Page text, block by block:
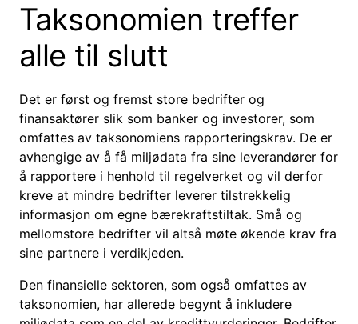
Taksonomien treffer
alle til slutt
Det er først og fremst store bedrifter og
finansaktører slik som banker og investorer, som
omfattes av taksonomiens rapporteringskrav. De er
avhengige av å få miljødata fra sine leverandører for
å rapportere i henhold til regelverket og vil derfor
kreve at mindre bedrifter leverer tilstrekkelig
informasjon om egne bærekraftstiltak. Små og
mellomstore bedrifter vil altså møte økende krav fra
sine partnere i verdikjeden.
Den finansielle sektoren, som også omfattes av
taksonomien, har allerede begynt å inkludere